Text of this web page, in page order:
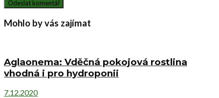
Mohlo by vás zajímat
Aglaonema: Vděčná pokojová rostlina
vhodná i pro hydroponii
7.12.2020